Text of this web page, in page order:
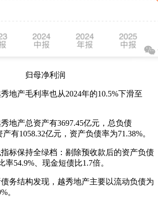
归母净利润
地产毛利率也从2024年的10.5%下滑至
地产总资产有3697.45亿元，总负债
有1058.32亿元，资产负债率为71.38%。
标保持全绿档：剔除预收款后的资产负债
率54.9%、现金短债比1.7倍。
债务结构发现，越秀地产主要以流动负债为
。